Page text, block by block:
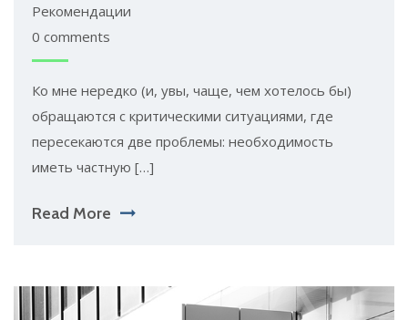
Рекомендации
0 comments
Ко мне нередко (и, увы, чаще, чем хотелось бы)
обращаются с критическими ситуациями, где
пересекаются две проблемы: необходимость
иметь частную […]
Read More